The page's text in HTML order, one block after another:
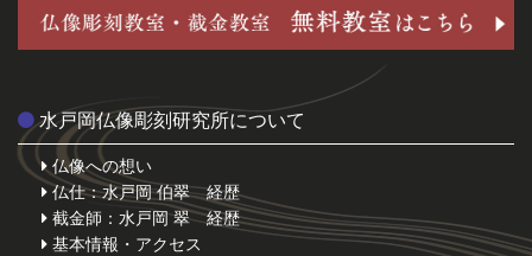
水戸岡仏像彫刻研究所について
仏像への想い
仏仕：水戸岡 伯翠 経歴
截金師：水戸岡 翠 経歴
基本情報・アクセス